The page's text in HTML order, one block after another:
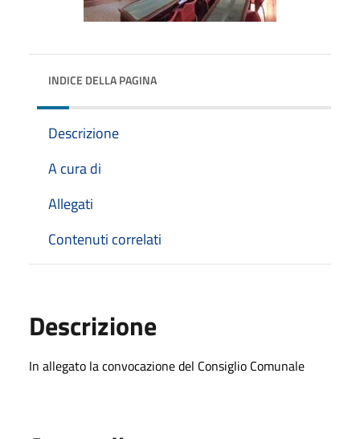
INDICE DELLA PAGINA
Descrizione
A cura di
Allegati
Contenuti correlati
Descrizione
In allegato la convocazione del Consiglio Comunale